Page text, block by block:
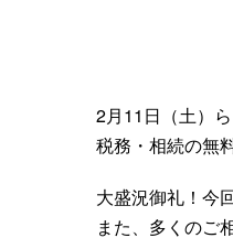
2月11日（土）
税務・相続の無
大盛況御礼！今
また、多くのご